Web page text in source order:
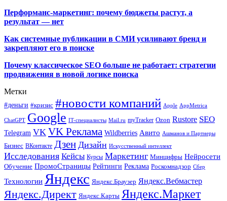
Перформанс-маркетинг: почему бюджеты растут, а
результат — нет
Как системные публикации в СМИ усиливают бренд и
закрепляют его в поиске
Почему классическое SEO больше не работает: стратегии
продвижения в новой логике поиска
Метки
#деньги #кризис #новости компаний Apple AppMetrica
ChatGPT Google IT-специалисты Mail.ru myTracker Ozon Rustore SEO
Telegram VK VK Реклама Wildberries Авито Ашманов и Партнеры
Бизнес ВКонтакте Дзен Дизайн Искусственный интеллект
Исследования Кейсы Курсы Маркетинг Минцифры Нейросети
Обучение ПромоСтраницы Рейтинги Реклама Роскомнадзор Сбер
Технологии Яндекс Яндекс.Браузер Яндекс.Вебмастер
Яндекс.Директ Яндекс.Карты Яндекс.Маркет